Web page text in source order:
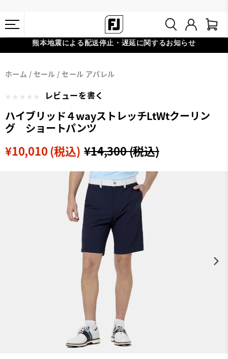
熊本地震による配送停止・遅延に関するお知らせ
#1 SHOE IN GOLF #1 GLOVE IN GOLF
11,000円
ホーム セール セール アパレル
レビューを書く
ハイブリッド４wayストレッチLtWtクーリン
グ ショートパンツ
¥14,300 (税込)
¥10,010 (税込)